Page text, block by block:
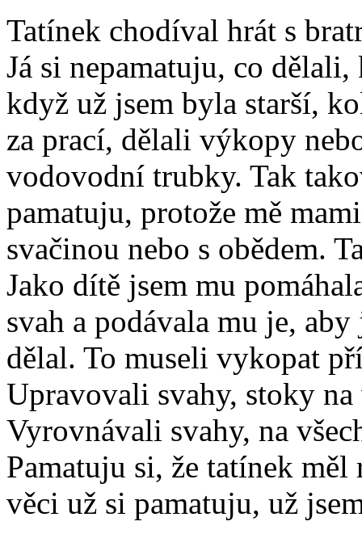
Tatínek chodíval hrát s
Já si nepamatuju, co
když už jsem byla starší,
za prací, dělali výkopy
vodovodní trubky. Tak
pamatuju, protože mě
svačinou nebo s obědem.
Jako dítě jsem mu
svah a podávala mu je,
dělal. To museli vykopat
Upravovali svahy, stoky
Vyrovnávali svahy, na
Pamatuju si, že tatínek
věci už si pamatuju, už